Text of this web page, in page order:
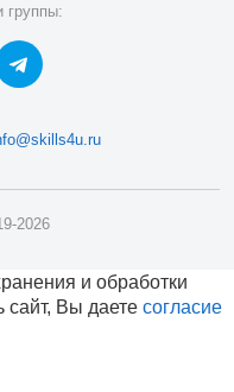
группы:
2026
и обработки
сайт, Вы даете согласие